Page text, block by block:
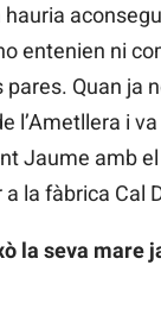
entenien ni
Quan ja
l’Ametllera i
Jaume amb
la fàbrica Cal
la seva mare